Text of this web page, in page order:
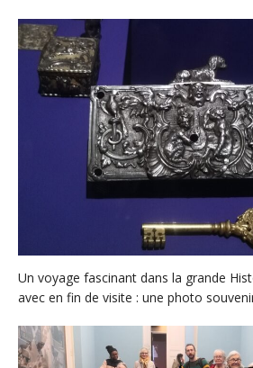
Un voyage fascinant dans la grande
avec en fin de visite : une photo